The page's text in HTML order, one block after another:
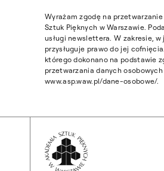
Wyrażam zgodę na
Sztuk Pięknych w Warszawie.
usługi newslettera. W zakresie,
przysługuje prawo do jej
którego dokonano na podstawie
przetwarzania danych
www.asp.waw.pl/dane-osobowe/.